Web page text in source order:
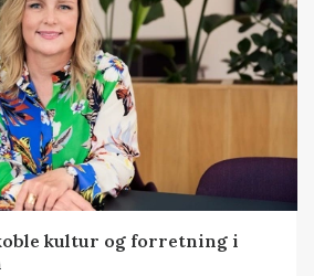
kultur og forretning i